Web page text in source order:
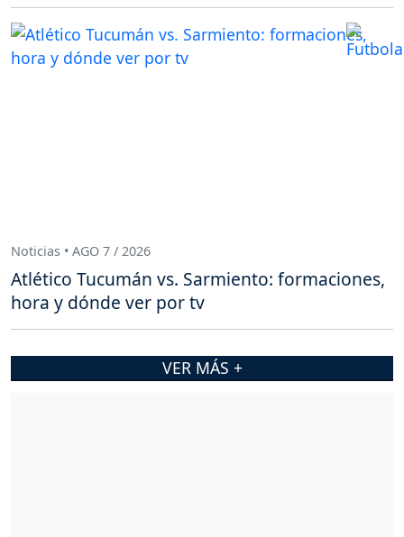
Noticias • AGO 7 / 2026
Atlético Tucumán vs. Sarmiento: formaciones,
hora y dónde ver por tv
VER MÁS +